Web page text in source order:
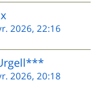
2026, 22:16
2026, 20:18